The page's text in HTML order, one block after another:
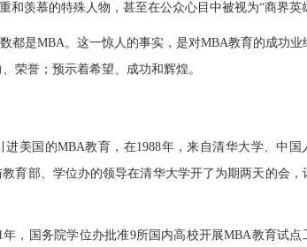
羡慕的特殊人物，甚至在公众心目中被视为“商界英
都是MBA。这一惊人的事实，是对MBA教育的成功业
荣誉；预示着希望、成功和辉煌。
美国的MBA教育，在1988年，来自清华大学、中国
育部、学位办的领导在清华大学开了为期两天的会，
，国务院学位办批准9所国内高校开展MBA教育试点